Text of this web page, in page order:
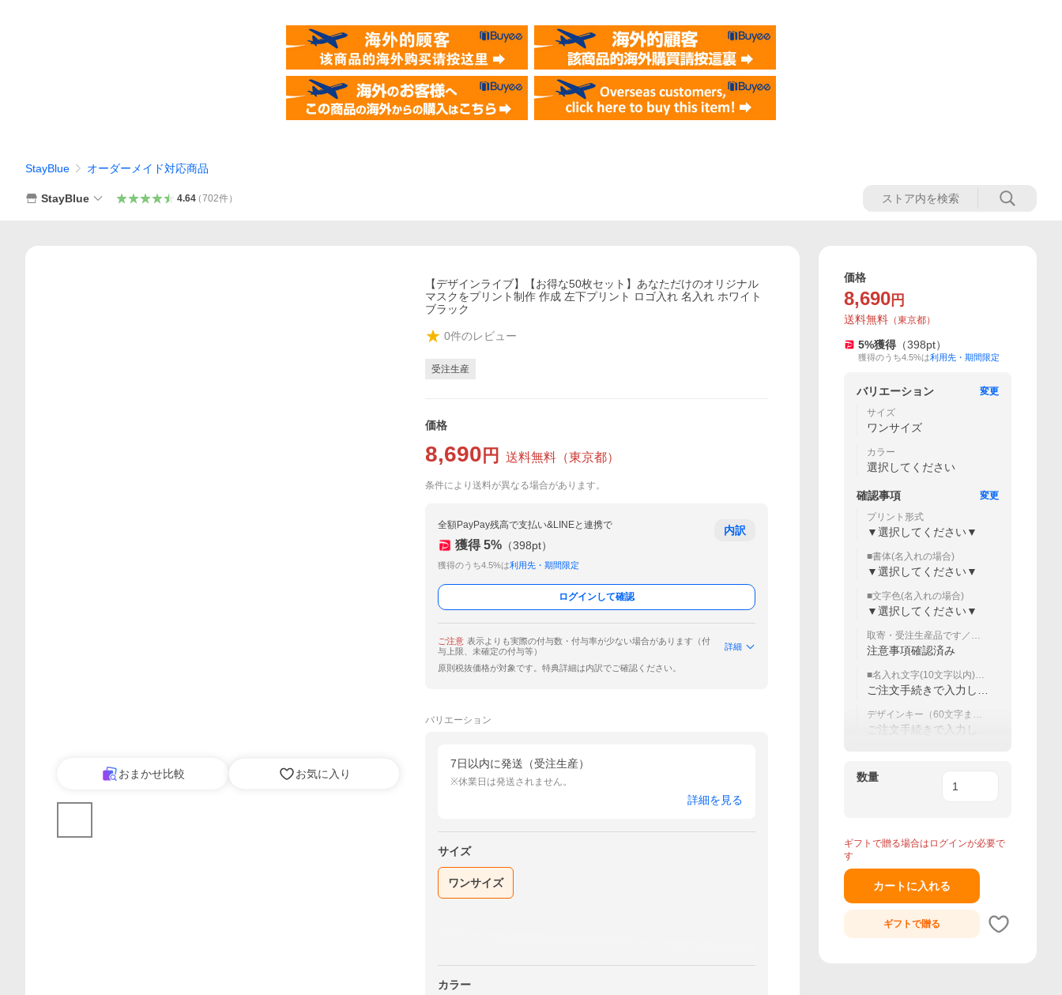
StayBlue オーダーメイド対応商品
StayBlue 4.64（702件）
おまかせ比較 お気に入り
【デザインライブ】【お得な50枚セット】あなただけのオリジナル
マスクをプリント制作 作成 左下プリント ロゴ入れ 名入れ ホワイト
ブラック
0件のレビュー
受注生産
価格
8,690 円 送料無料 （東京都）
条件により送料が異なる場合があります。
全額PayPay残高で支払い&LINEと連携で
獲得 5% （398pt）
獲得のうち4.5%は利用先・期間限定
内訳
ログインして確認
ご注意 表示よりも実際の付与数・付与率が少ない場合があります（付
与上限、未確定の付与等）
詳細
原則税抜価格が対象です。特典詳細は内訳でご確認ください。
バリエーション
7日以内に発送（受注生産）
※休業日は発送されません。
詳細を見る
サイズ
ワンサイズ
カラー
価格
8,690 円
送料無料 （東京都）
5%獲得 （398pt）
獲得のうち4.5%は利用先・期間限定
バリエーション
変更
サイズ
ワンサイズ
カラー
選択してください
確認事項
変更
プリント形式
▼選択してください▼
■書体(名入れの場合)
▼選択してください▼
■文字色(名入れの場合)
▼選択してください▼
取寄・受注生産品です／変
更・返品・交換・キャンセ
ル不可
注意事項確認済み
■名入れ文字(10文字以内)
（10文字まで）
ご注文手続きで入力して
デザインキー（60文字ま
で）
ご注文手続きで入力して
数量
ギフトで贈る場合はログインが必要で
す
カートに入れる
ギフトで贈る